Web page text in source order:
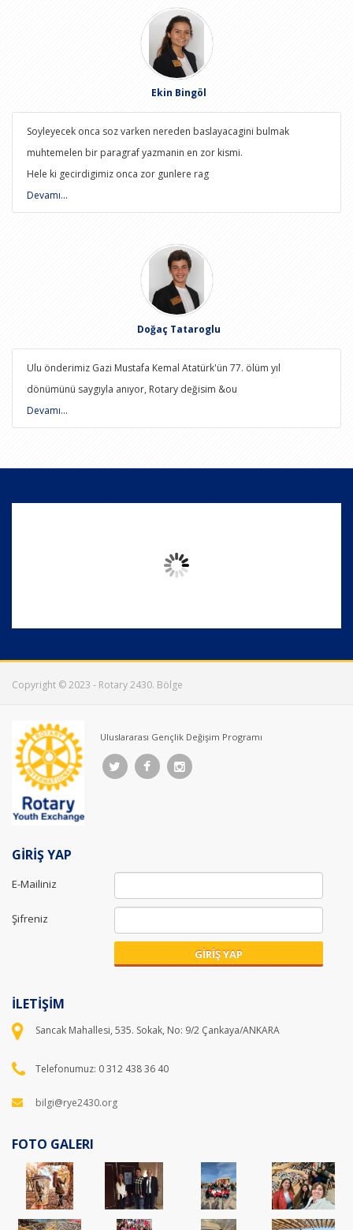
Ekin Bingöl
Soyleyecek onca soz varken nereden baslayacagini bulmak
muhtemelen bir paragraf yazmanin en zor kismi.
Hele ki gecirdigimiz onca zor gunlere rag
Devamı...
Doğaç Tataroglu
Ulu önderimiz Gazi Mustafa Kemal Atatürk'ün 77. ölüm yıl
dönümünü saygıyla anıyor, Rotary değisim &ou
Devamı...
Copyright © 2023 - Rotary 2430. Bölge
Uluslararası Gençlik Değişim Programı
GİRİŞ YAP
E-Mailiniz
Şifreniz
GİRİŞ YAP
İLETİŞİM
Sancak Mahallesi, 535. Sokak, No: 9/2 Çankaya/ANKARA
Telefonumuz: 0 312 438 36 40
bilgi@rye2430.org
FOTO GALERI